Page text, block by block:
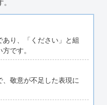
り、「ください」と組
です。
敬意が不足した表現に